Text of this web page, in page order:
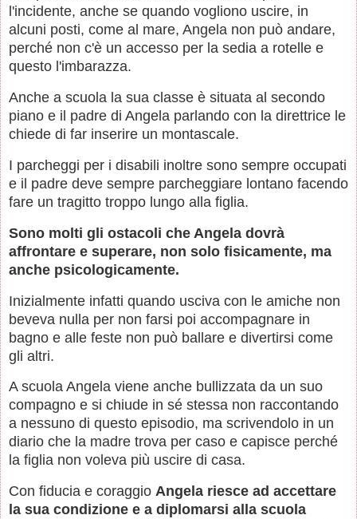
l'incidente, anche se quando vogliono uscire, in
alcuni posti, come al mare, Angela non può andare,
perché non c'è un accesso per la sedia a rotelle e
questo l'imbarazza.
Anche a scuola la sua classe è situata al secondo
piano e il padre di Angela parlando con la direttrice le
chiede di far inserire un montascale.
I parcheggi per i disabili inoltre sono sempre occupati
e il padre deve sempre parcheggiare lontano facendo
fare un tragitto troppo lungo alla figlia.
Sono molti gli ostacoli che Angela dovrà
affrontare e superare, non solo fisicamente, ma
anche psicologicamente.
Inizialmente infatti quando usciva con le amiche non
beveva nulla per non farsi poi accompagnare in
bagno e alle feste non può ballare e divertirsi come
gli altri.
A scuola Angela viene anche bullizzata da un suo
compagno e si chiude in sé stessa non raccontando
a nessuno di questo episodio, ma scrivendolo in un
diario che la madre trova per caso e capisce perché
la figlia non voleva più uscire di casa.
Con fiducia e coraggio Angela riesce ad accettare
la sua condizione e a diplomarsi alla scuola